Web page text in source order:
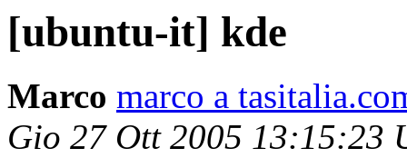
[ubuntu-it] kde
Marco marco a
Gio 27 Ott 2005 13:15:23